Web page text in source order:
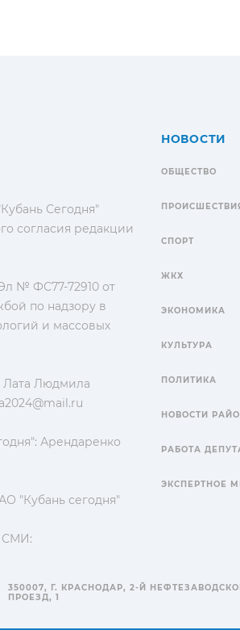
Сегодня"
согласия редакции
№ ФС77-72910 от
по надзору в
и массовых
Лата Людмила
Арендаренко
"Кубань сегодня"
СМИ:
НОВОСТИ
ОБЩЕСТВО
СПОРТ
ЖКХ
ЭКОНОМИКА
КУЛЬТУРА
ПОЛИТИКА
НОВОСТИ
РАБОТА
ЭКСПЕРТНОЕ
350007, Г. КРАСНОДАР, 2-Й
ПРОЕЗД, 1